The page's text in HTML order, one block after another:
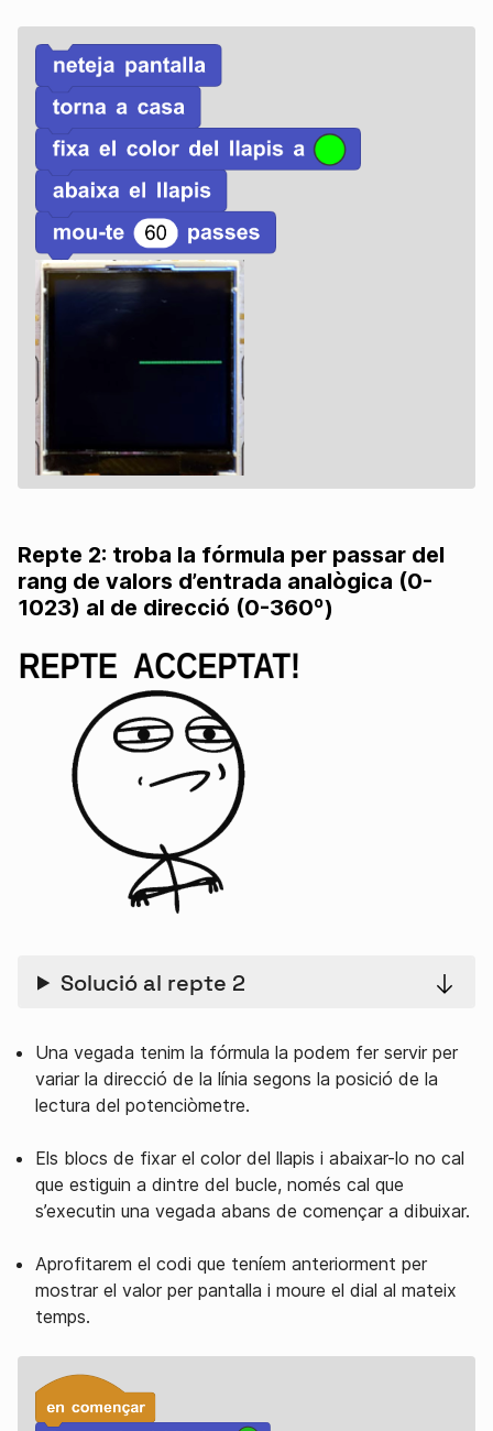
Repte 2: troba la fórmula per passar del
rang de valors d’entrada analògica (0-
1023) al de direcció (0-360º)
Solució al repte 2
Una vegada tenim la fórmula la podem fer servir per
variar la direcció de la línia segons la posició de la
lectura del potenciòmetre.
Els blocs de fixar el color del llapis i abaixar-lo no cal
que estiguin a dintre del bucle, només cal que
s’executin una vegada abans de començar a dibuixar.
Aprofitarem el codi que teníem anteriorment per
mostrar el valor per pantalla i moure el dial al mateix
temps.